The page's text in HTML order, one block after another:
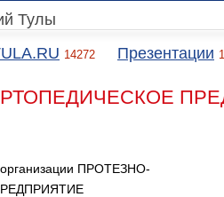
Тулы
14272 Презентации
ПРОТЕЗНО-